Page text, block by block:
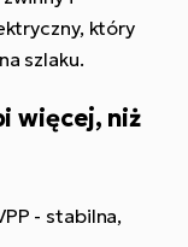
który
szlaku.
więcej, niż
- stabilna,